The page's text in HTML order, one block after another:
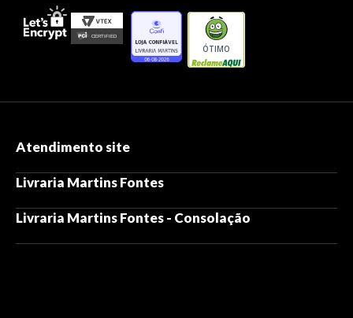
ÓTIMO
Atendimento site
Livraria Martins Fontes
Livraria Martins Fontes - Consolação